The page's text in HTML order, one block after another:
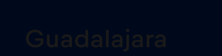
Guadalajara